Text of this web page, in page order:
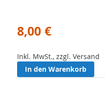
8,00 €
Inkl. MwSt., zzgl. Versand
In den Warenkorb